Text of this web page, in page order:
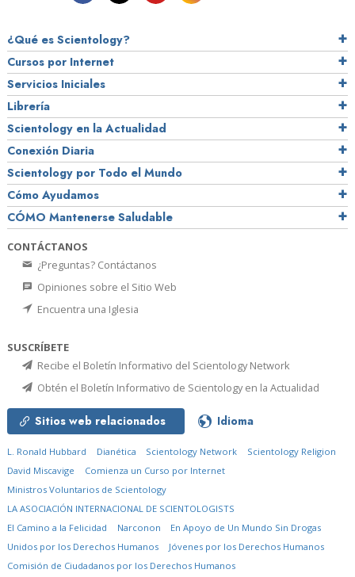
¿Qué es Scientology?
Cursos por Internet
Servicios Iniciales
Librería
Scientology en la Actualidad
Conexión Diaria
Scientology por Todo el Mundo
Cómo Ayudamos
CÓMO Mantenerse Saludable
CONTÁCTANOS
¿Preguntas? Contáctanos
Opiniones sobre el Sitio Web
Encuentra una Iglesia
SUSCRÍBETE
Recibe el Boletín Informativo del Scientology Network
Obtén el Boletín Informativo de Scientology en la Actualidad
Sitios web relacionados Idioma
L. Ronald Hubbard Dianética Scientology Network
Scientology Religion
David Miscavige
Comienza un Curso por Internet
Ministros Voluntarios de Scientology
LA ASOCIACIÓN INTERNACIONAL DE SCIENTOLOGISTS
El Camino a la Felicidad
Narconon
En Apoyo de Un Mundo Sin Drogas
Unidos por los Derechos Humanos
Jóvenes por los Derechos Humanos
Comisión de Ciudadanos por los Derechos Humanos